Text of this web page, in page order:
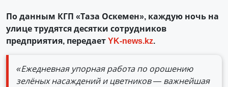
По данным КГП «Таза Оскемен», каждую ночь на
улице трудятся десятки сотрудников
предприятия, передаетYK-news.kz.
«Ежедневная упорная работа по орошению
зелёных насаждений и цветников — важнейшая